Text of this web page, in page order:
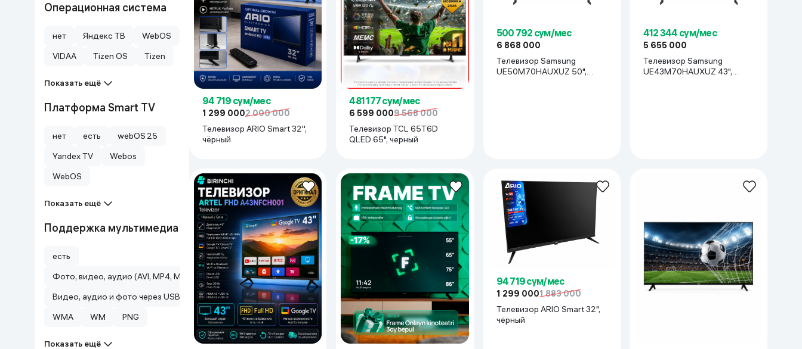
Операционная система
нет Яндекс ТВ
WebOS
VIDAA
Tizen OS Tizen
Показать ещё
Платформа Smart TV
нет есть
webOS 25
Yandex TV
Webos
WebOS
Показать ещё
Поддержка мультимедиа
есть
Фото, видео, аудио (AVI, MP4, MKV, JPEG и др.)
Видео, аудио и фото через USB
WMA
WM PNG
Показать ещё
94 719 сум/мес
1 299 0002 000 000
Телевизор ARIO Smart 32'',
чёрный
481 177 сум/мес
6 599 0009 568 000
Телевизор TCL 65T6D
QLED 65", черный
500 792 сум/мес
6 868 000
Телевизор Samsung
UE50M70HAUXUZ 50",
412 344 сум/мес
5 655 000
Телевизор Samsung
UE43M70HAUXUZ 43",
94 719 сум/мес
1 299 0001 883 000
Телевизор ARIO Smart 32",
чёрный